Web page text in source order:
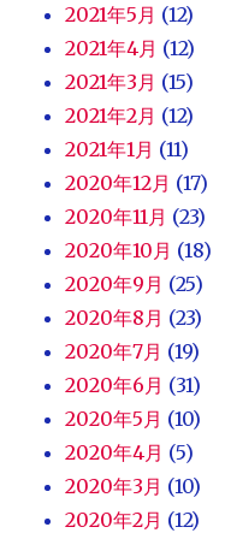
2021年5月 (12)
2021年4月 (12)
2021年3月 (15)
2021年2月 (12)
2021年1月 (11)
2020年12月 (17)
2020年11月 (23)
2020年10月 (18)
2020年9月 (25)
2020年8月 (23)
2020年7月 (19)
2020年6月 (31)
2020年5月 (10)
2020年4月 (5)
2020年3月 (10)
2020年2月 (12)